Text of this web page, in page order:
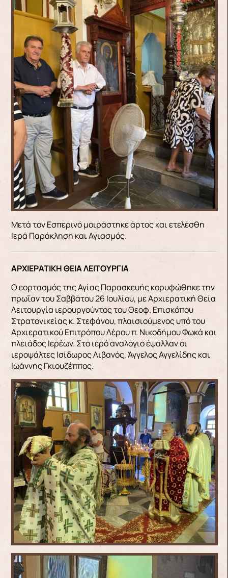
Μετά τον Εσπερινό μοιράστηκε άρτος και ετελέσθη
Ιερά Παράκληση και Αγιασμός.
ΑΡΧΙΕΡΑΤΙΚΗ ΘΕΙΑ ΛΕΙΤΟΥΡΓΙΑ
Ο εορτασμός της Αγίας Παρασκευής κορυφώθηκε την
πρωΐαν του Σαββάτου 26 Ιουλίου, με Αρχιερατική Θεία
Λειτουργία ιερουργούντος του Θεοφ. Επισκόπου
Στρατονικείας κ. Στεφάνου, πλαισιούμενος υπό του
Αρχιερατικού Επιτρόπου Λέρου π. Νικοδήμου Φωκά και
πλειάδος Ιερέων. Στο ιερό αναλόγιο έψαλλαν οι
ιεροψάλτες Ισίδωρος Λιβανός, Άγγελος Αγγελίδης και
Ιωάννης Γκιουζέππος.